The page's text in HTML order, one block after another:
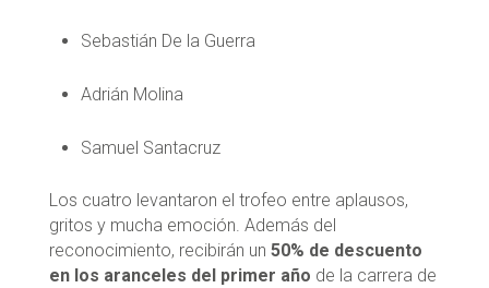
Sebastián De la Guerra
Adrián Molina
Samuel Santacruz
Los cuatro levantaron el trofeo entre aplausos,
gritos y mucha emoción. Además del
reconocimiento, recibirán un 50% de descuento
en los aranceles del primer año de la carrera de